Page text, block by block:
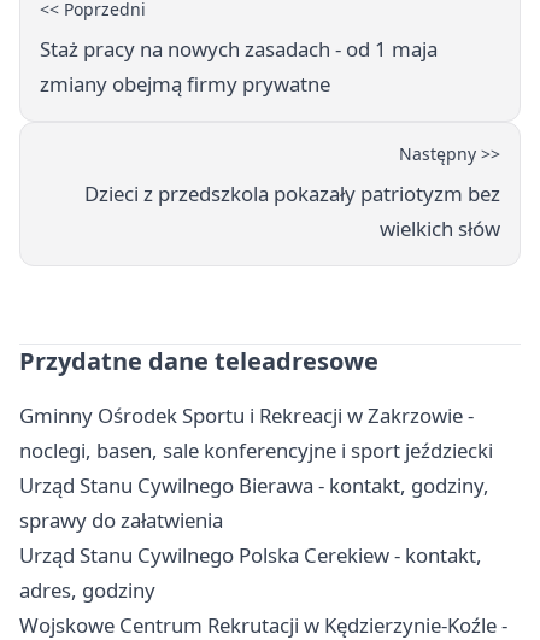
<< Poprzedni
Staż pracy na nowych zasadach - od 1 maja
zmiany obejmą firmy prywatne
Następny >>
Dzieci z przedszkola pokazały patriotyzm bez
wielkich słów
Przydatne dane teleadresowe
Gminny Ośrodek Sportu i Rekreacji w Zakrzowie -
noclegi, basen, sale konferencyjne i sport jeździecki
Urząd Stanu Cywilnego Bierawa - kontakt, godziny,
sprawy do załatwienia
Urząd Stanu Cywilnego Polska Cerekiew - kontakt,
adres, godziny
Wojskowe Centrum Rekrutacji w Kędzierzynie-Koźle -